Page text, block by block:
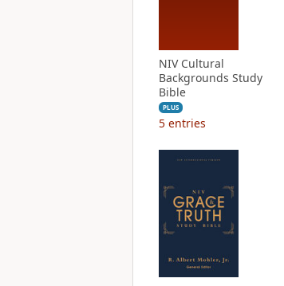
NIV Cultural
Backgrounds Study
Bible
PLUS
5 entries